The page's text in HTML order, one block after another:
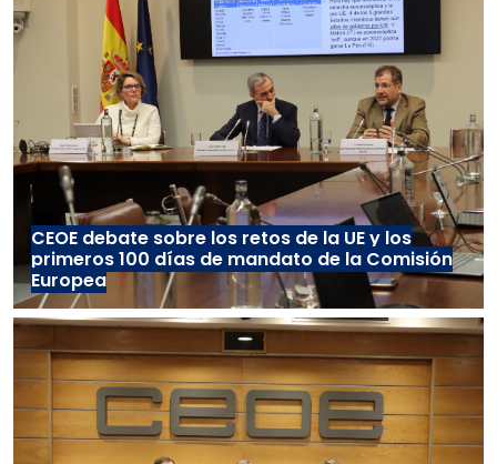
CEOE debate sobre los retos de la UE y los
primeros 100 días de mandato de la Comisión
Europea